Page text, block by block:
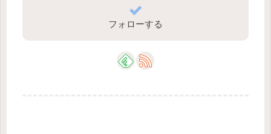
フォローする